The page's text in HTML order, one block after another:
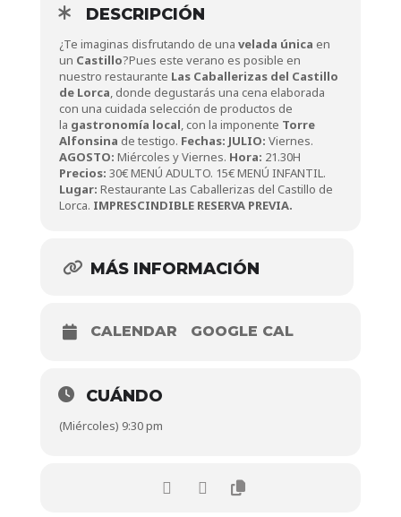
DESCRIPCIÓN
¿Te imaginas disfrutando de una velada única en
un Castillo?Pues este verano es posible en
nuestro restaurante Las Caballerizas del Castillo
de Lorca, donde degustarás una cena elaborada
con una cuidada selección de productos de
la gastronomía local, con la imponente Torre
Alfonsina de testigo. Fechas: JULIO: Viernes.
AGOSTO: Miércoles y Viernes. Hora: 21.30H
Precios: 30€ MENÚ ADULTO. 15€ MENÚ INFANTIL.
Lugar: Restaurante Las Caballerizas del Castillo de
Lorca. IMPRESCINDIBLE RESERVA PREVIA.
MÁS INFORMACIÓN
CALENDAR GOOGLE CAL
CUÁNDO
(Miércoles) 9:30 pm